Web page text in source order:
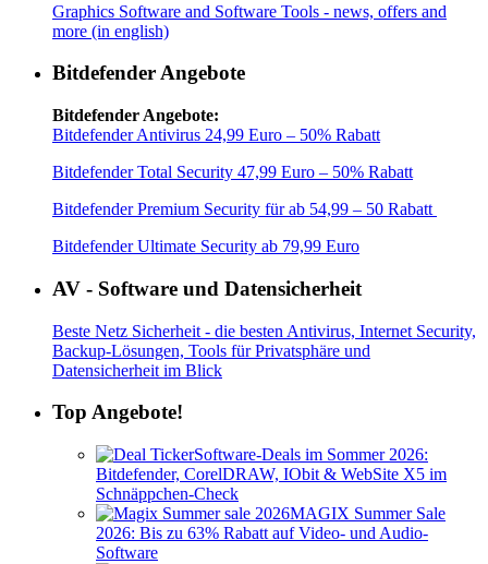
Graphics Software and Software Tools - news, offers and
more (in english)
Bitdefender Angebote
Bitdefender Angebote:
Bitdefender Antivirus 24,99 Euro – 50% Rabatt
Bitdefender Total Security 47,99 Euro – 50% Rabatt
Bitdefender Premium Security für ab 54,99 – 50 Rabatt
Bitdefender Ultimate Security ab 79,99 Euro
AV - Software und Datensicherheit
Beste Netz Sicherheit - die besten Antivirus, Internet Security,
Backup-Lösungen, Tools für Privatsphäre und
Datensicherheit im Blick
Top Angebote!
Software-Deals im Sommer 2026:
Bitdefender, CorelDRAW, IObit & WebSite X5 im
Schnäppchen-Check
MAGIX Summer Sale
2026: Bis zu 63% Rabatt auf Video- und Audio-
Software